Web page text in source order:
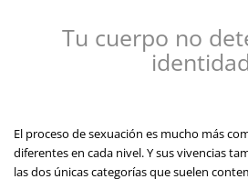
Tu cuerpo no
El proceso de sexuación es mucho más
diferentes en cada nivel. Y sus vivencias
las dos únicas categorías que suelen